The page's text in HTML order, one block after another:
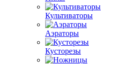
Культиваторы
Аэраторы
Кусторезы